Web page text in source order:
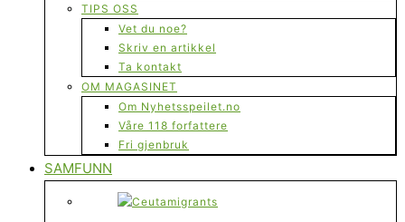
TIPS OSS
Vet du noe?
Skriv en artikkel
Ta kontakt
OM MAGASINET
Om Nyhetsspeilet.no
Våre 118 forfattere
Fri gjenbruk
SAMFUNN